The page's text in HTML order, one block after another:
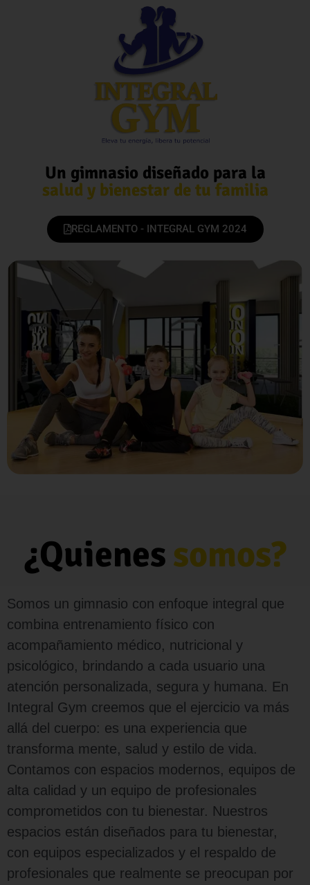
Un gimnasio diseñado para la
salud y bienestar de tu familia
REGLAMENTO - INTEGRAL GYM 2024
¿Quienessomos?
Somos un gimnasio con enfoque integral que
combina entrenamiento físico con
acompañamiento médico, nutricional y
psicológico, brindando a cada usuario una
atención personalizada, segura y humana. En
Integral Gym creemos que el ejercicio va más
allá del cuerpo: es una experiencia que
transforma mente, salud y estilo de vida.
Contamos con espacios modernos, equipos de
alta calidad y un equipo de profesionales
comprometidos con tu bienestar. Nuestros
espacios están diseñados para tu bienestar,
con equipos especializados y el respaldo de
profesionales que realmente se preocupan por